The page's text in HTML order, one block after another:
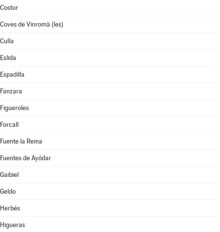
Costur
Coves de Vinromà (les)
Culla
Eslida
Espadilla
Fanzara
Figueroles
Forcall
Fuente la Reina
Fuentes de Ayódar
Gaibiel
Geldo
Herbés
Higueras